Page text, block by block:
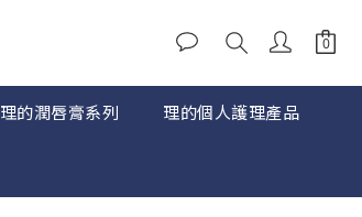
理的潤唇膏系列 理的個人護理產品